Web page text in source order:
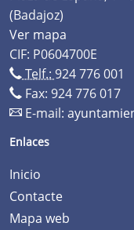
(Badajoz)
Ver mapa
CIF: P0604700E
Telf.: 924 776 001
Fax: 924 776 017
E-mail:
Enlaces
Inicio
Contacte
Mapa web